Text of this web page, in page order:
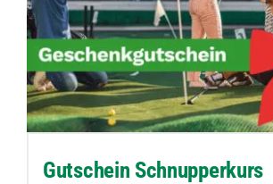
Die
Optionen
können
auf
der
Produktseite
Gutschein Schnupperkurs